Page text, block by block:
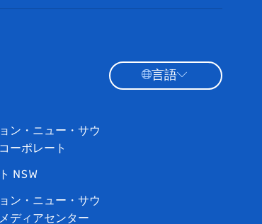
ン・ニュー・サウ
ーポレート
NSW
ン・ニュー・サウ
ディアセンター
言語